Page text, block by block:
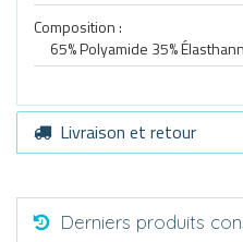
Composition :
65% Polyamide 35%
Livraison et retour
Derniers produits